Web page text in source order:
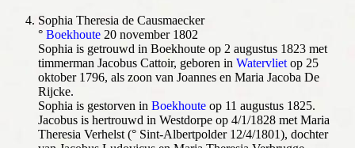
Sophia Theresia de Causmaecker
° Boekhoute 20 november 1802
Sophia is getrouwd in Boekhoute op 2 augustus 1823 met
timmerman Jacobus Cattoir, geboren in Watervliet op 25
oktober 1796, als zoon van Joannes en Maria Jacoba De
Rijcke.
Sophia is gestorven in Boekhoute op 11 augustus 1825.
Jacobus is hertrouwd in Westdorpe op 4/1/1828 met Maria
Theresia Verhelst (° Sint-Albertpolder 12/4/1801), dochter